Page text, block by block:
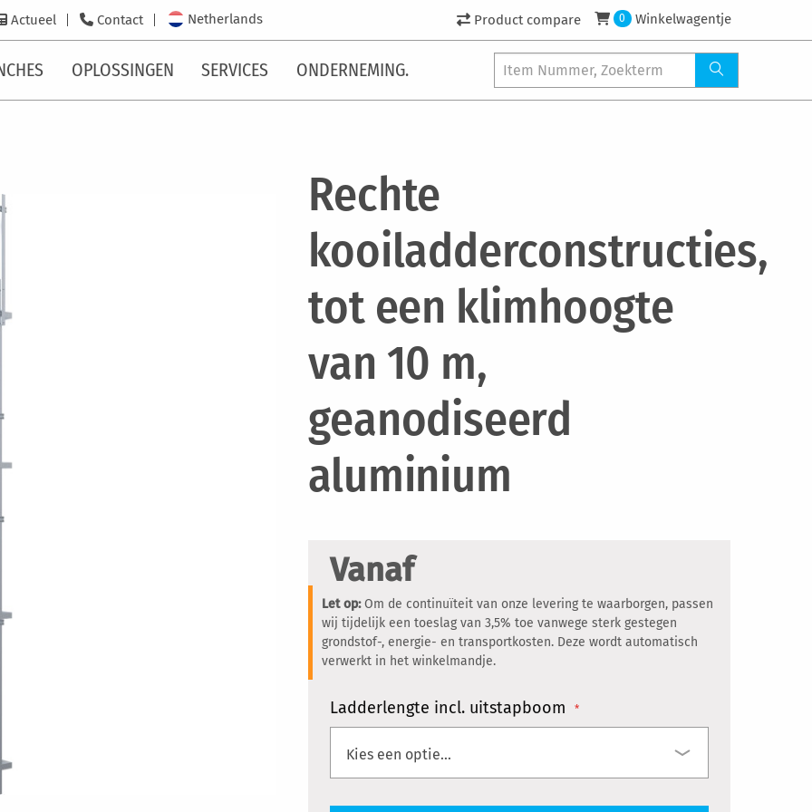
Actueel Contact Netherlands Product compare 0 Winkelwagentje
OPLOSSINGEN SERVICES ONDERNEMING.
Rechte
kooiladderconstructies,
tot een klimhoogte
van 10 m,
geanodiseerd
aluminium
Vanaf
Let op:Om de continuïteit van onze levering te waarborgen, passen
wij tijdelijk een toeslag van 3,5% toe vanwege sterk gestegen
grondstof-, energie- en transportkosten. Deze wordt automatisch
verwerkt in het winkelmandje.
Ladderlengte incl. uitstapboom